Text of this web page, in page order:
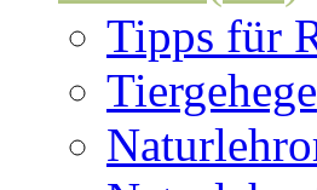
Tipps für
Tiergehege